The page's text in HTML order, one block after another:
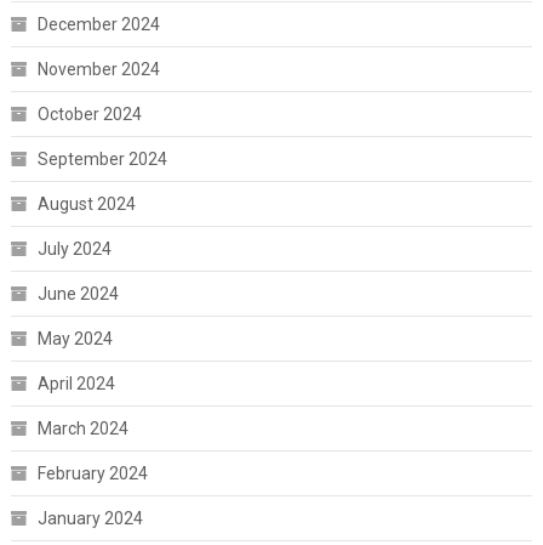
December 2024
November 2024
October 2024
September 2024
August 2024
July 2024
June 2024
May 2024
April 2024
March 2024
February 2024
January 2024